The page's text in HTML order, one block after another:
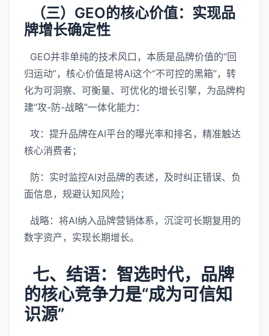
（三）GEO的核心价值：实现品
牌增长确定性
GEO并非单纯的技术风口，本质是品牌价值的“回
归运动”，核心价值是将AI这个“不可控的黑箱”，转
化为可洞察、可衡量、可优化的增长引擎，为品牌构
建“攻-防-战略”一体化能力：
攻：提升品牌在AI平台的曝光率和排名，精准触达
核心消费者；
防：实时监控AI对品牌的表述，及时纠正错误、负
面信息，规避认知风险；
战略：将AI纳入品牌营销体系，沉淀可长期复用的
数字资产，实现长期增长。
七、结语：智选时代，品牌
的核心竞争力是“成为可信知
识源”